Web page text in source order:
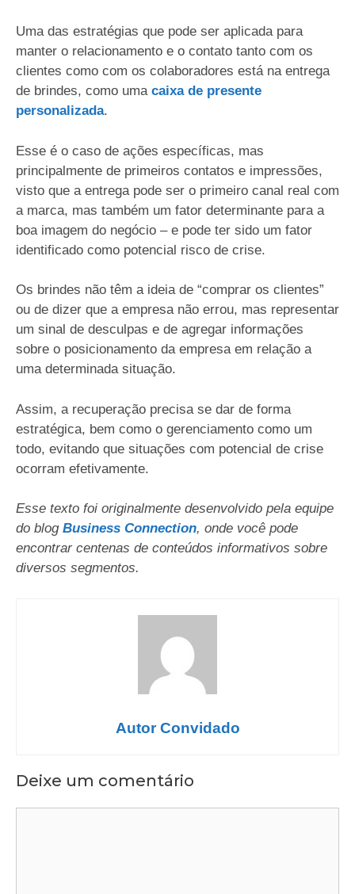
Uma das estratégias que pode ser aplicada para
manter o relacionamento e o contato tanto com os
clientes como com os colaboradores está na entrega
de brindes, como uma caixa de presente
personalizada.
Esse é o caso de ações específicas, mas
principalmente de primeiros contatos e impressões,
visto que a entrega pode ser o primeiro canal real com
a marca, mas também um fator determinante para a
boa imagem do negócio – e pode ter sido um fator
identificado como potencial risco de crise.
Os brindes não têm a ideia de “comprar os clientes”
ou de dizer que a empresa não errou, mas representar
um sinal de desculpas e de agregar informações
sobre o posicionamento da empresa em relação a
uma determinada situação.
Assim, a recuperação precisa se dar de forma
estratégica, bem como o gerenciamento como um
todo, evitando que situações com potencial de crise
ocorram efetivamente.
Esse texto foi originalmente desenvolvido pela equipe
do blog Business Connection, onde você pode
encontrar centenas de conteúdos informativos sobre
diversos segmentos.
Autor Convidado
Deixe um comentário